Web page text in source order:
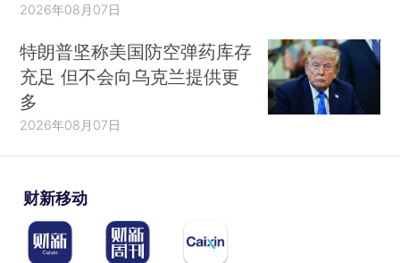
2026年08月07日
特朗普坚称美国防空弹药库存
充足 但不会向乌克兰提供更
多
2026年08月07日
财新移动